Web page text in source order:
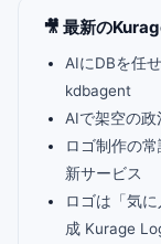
🎥 最新の
AIにDBを任
kdbagent
AIで架空の
ロゴ制作の
新サービス
ロゴは「気
成 Kurage